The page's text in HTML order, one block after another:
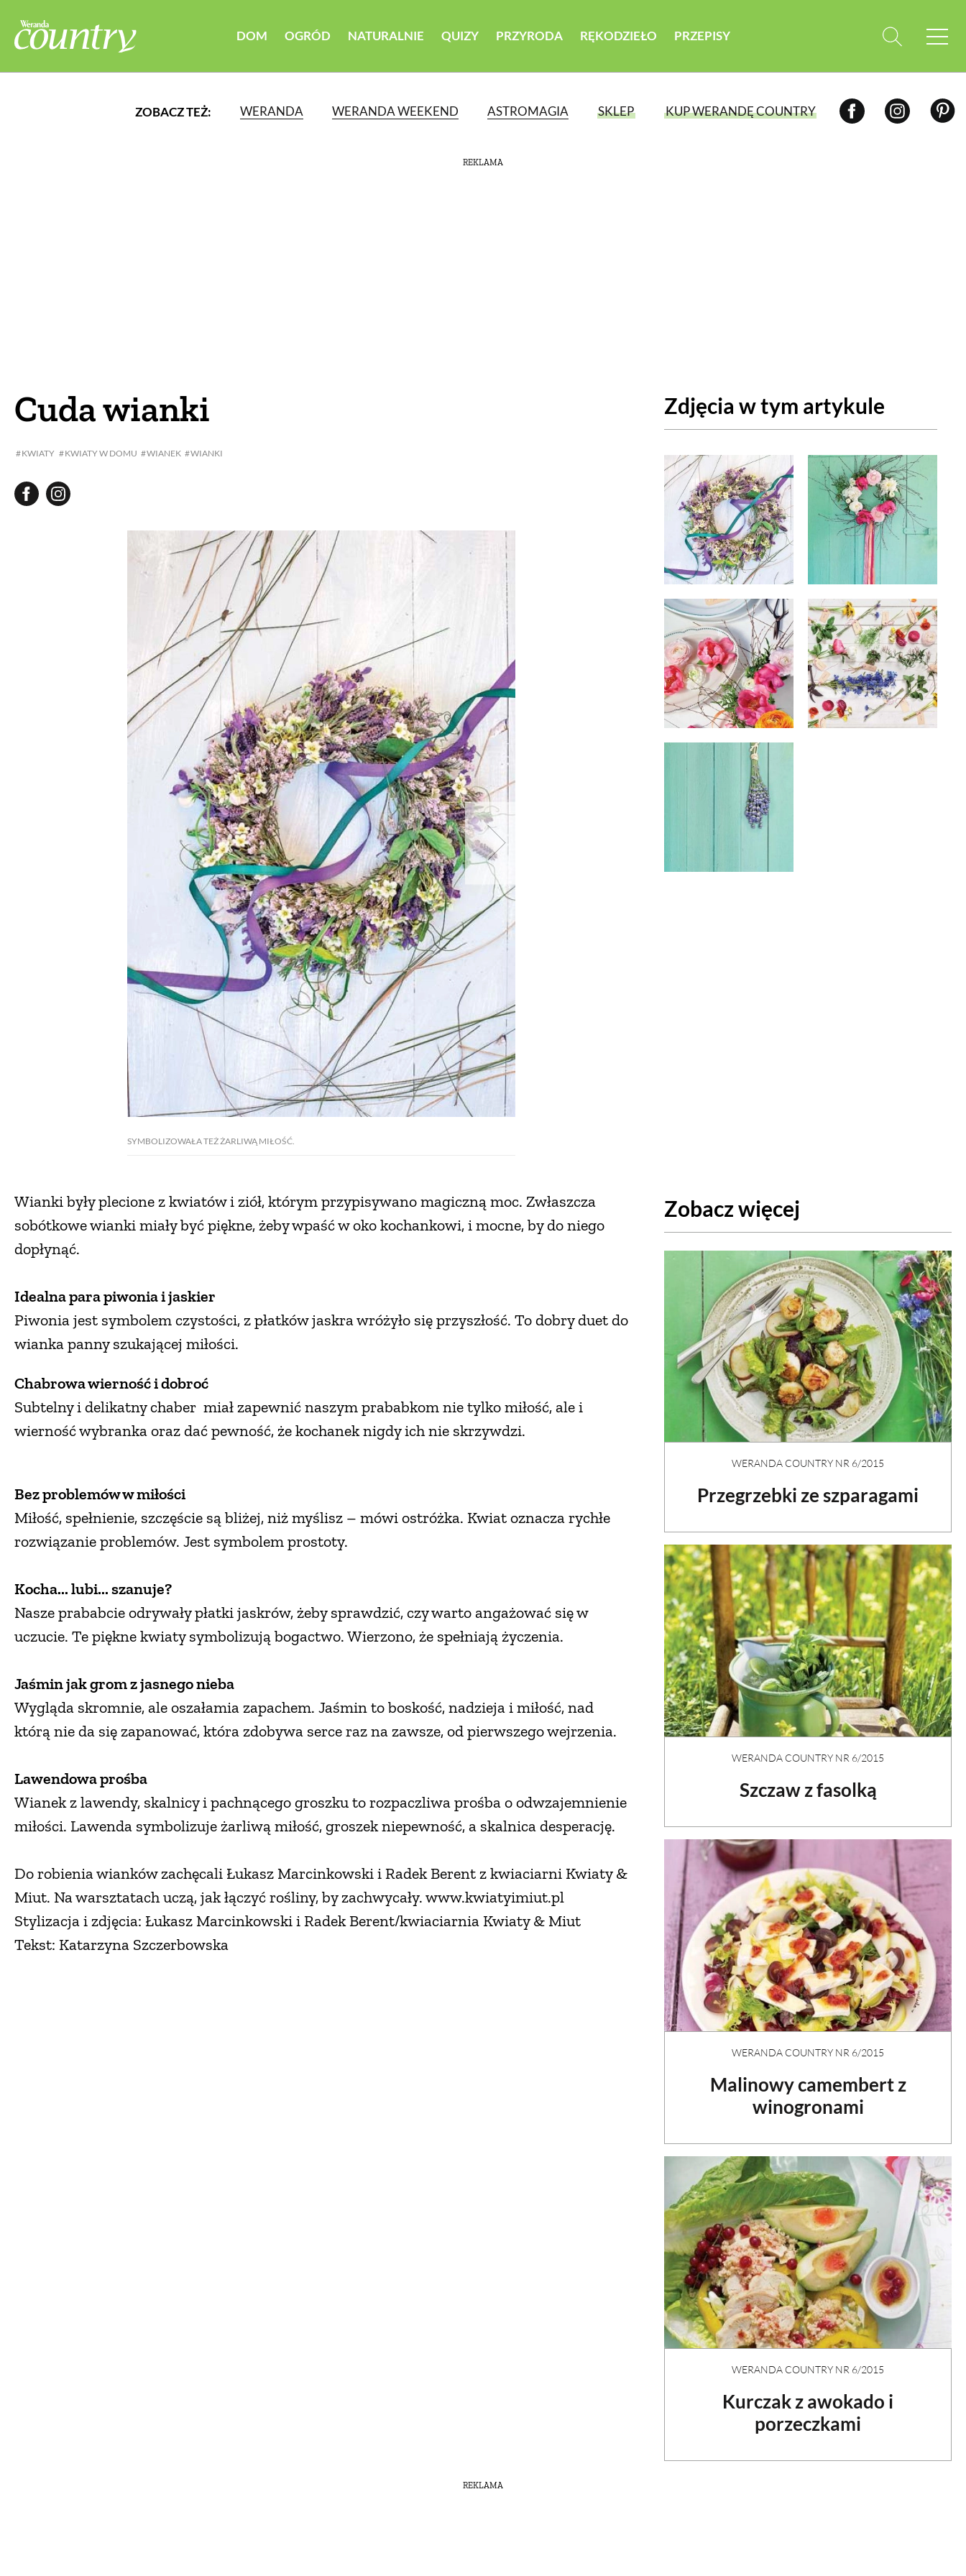
DOM OGRÓD NATURALNIE QUIZY PRZYRODA RĘKODZIEŁO PRZEPISY
ZOBACZ TEŻ: WERANDA WERANDA WEEKEND ASTROMAGIA SKLEP KUP WERANDĘ COUNTRY
REKLAMA
Cuda wianki
KWIATY KWIATY W DOMU WIANEK WIANKI
SYMBOLIZOWAŁA TEŻ ŻARLIWĄ MIŁOŚĆ.
Zdjęcia w tym artykule
Wianki były plecione z kwiatów i ziół, którym przypisywano magiczną moc. Zwłaszcza
sobótkowe wianki miały być piękne, żeby wpaść w oko kochankowi, i mocne, by do niego
dopłynąć.
Idealna para piwonia i jaskier
Piwonia jest symbolem czystości, z płatków jaskra wróżyło się przyszłość. To dobry duet do
wianka panny szukającej miłości.
Chabrowa wierność i dobroć
Subtelny i delikatny chaber miał zapewnić naszym prababkom nie tylko miłość, ale i
wierność wybranka oraz dać pewność, że kochanek nigdy ich nie skrzywdzi.
Bez problemów w miłości
Miłość, spełnienie, szczęście są bliżej, niż myślisz – mówi ostróżka. Kwiat oznacza rychłe
rozwiązanie problemów. Jest symbolem prostoty.
Kocha... lubi... szanuje?
Nasze prababcie odrywały płatki jaskrów, żeby sprawdzić, czy warto angażować się w
uczucie. Te piękne kwiaty symbolizują bogactwo. Wierzono, że spełniają życzenia.
Jaśmin jak grom z jasnego nieba
Wygląda skromnie, ale oszałamia zapachem. Jaśmin to boskość, nadzieja i miłość, nad
którą nie da się zapanować, która zdobywa serce raz na zawsze, od pierwszego wejrzenia.
Lawendowa prośba
Wianek z lawendy, skalnicy i pachnącego groszku to rozpaczliwa prośba o odwzajemnienie
miłości. Lawenda symbolizuje żarliwą miłość, groszek niepewność, a skalnica desperację.
Do robienia wianków zachęcali Łukasz Marcinkowski i Radek Berent z kwiaciarni Kwiaty &
Miut. Na warsztatach uczą, jak łączyć rośliny, by zachwycały. www.kwiatyimiut.pl
Stylizacja i zdjęcia: Łukasz Marcinkowski i Radek Berent/kwiaciarnia Kwiaty & Miut
Tekst: Katarzyna Szczerbowska
Zobacz więcej
WERANDA COUNTRY NR 6/2015
Przegrzebki ze szparagami
WERANDA COUNTRY NR 6/2015
Szczaw z fasolką
WERANDA COUNTRY NR 6/2015
Malinowy camembert z
winogronami
WERANDA COUNTRY NR 6/2015
Kurczak z awokado i
porzeczkami
REKLAMA
PROJEKTOWANIE OGRODU NATURALNA APTECZKA
ZWIERZĘTA DOMOWE
RZEMIOSŁO
ZWYCZAJE ZRÓB TO SAM PRZEPISY PRZYSTAWKI ZUPY
DANIA GŁÓWNE DODATKI PRZETWORY INNE